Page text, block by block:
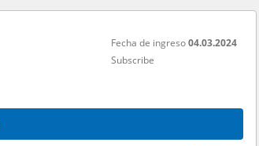
Fecha de ingreso04.03.2024
Subscribe